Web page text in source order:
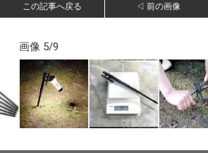
この記事へ戻る ◁ 前の画像
画像 5/9